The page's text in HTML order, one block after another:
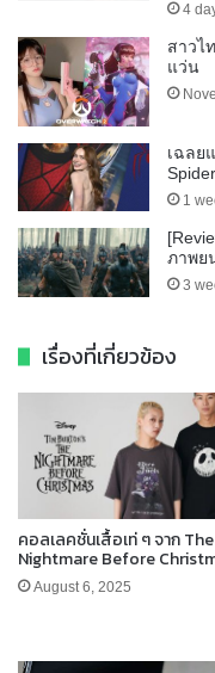
4
สาวไ
แว่น
เฉลย
1
ภาพย
3
เรื่องที่เกี่ยวข้อง
คอลเลคชั่นเสื้อเท่ ๆ จาก The
Nightmare Before
August 6, 2025